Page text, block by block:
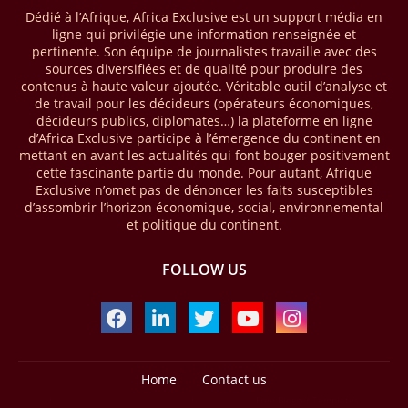
mobile money réalisées à l’échelle mondiale, qui s’est établie à 2091
milliards USD (+23 % par rapport à 2024). L’Afrique a également
enregistré environ 74 % du nombre de transactions de Mobile money
répertoriées l’an passé dans le monde, avec environ 92 milliards de
transactions (+16 % par rapport à 2024) sur un total de 125 milliards
dans le monde.
28/03/26 AFRIQUE - ECONOMIE CREATIVE
Une rapport publié dernièrement par le Boston Consulting Group, et
intitulé « Africa Unleashed: Empowering Women in Creative Industries
», dresse un état des lieux saisissant de l'économie créative africaine
à la fois dynamique et structurellement négligé. Ce secteur,
les contenus numériques, représente aujourd'hui environ 59 milliards
représente moins de 3 % d'un marché mondial évalué à près de 2000
milliards USD. L'écart est vertigineux, mais il constitue aussi, selon le
exportations créatives pourraient atteindre 140 à 150 milliards USD,
Dédié à l’Afrique, Africa Exclusive est un support média en
ligne qui privilégie une information renseignée et
pertinente. Son équipe de journalistes travaille avec des
sources diversifiées et de qualité pour produire des
contenus à haute valeur ajoutée. Véritable outil d’analyse et
de travail pour les décideurs (opérateurs économiques,
décideurs publics, diplomates…) la plateforme en ligne
d’Africa Exclusive participe à l’émergence du continent en
mettant en avant les actualités qui font bouger positivement
cette fascinante partie du monde. Pour autant, Afrique
Exclusive n’omet pas de dénoncer les faits susceptibles
d’assombrir l’horizon économique, social, environnemental
et politique du continent.
FOLLOW US
Home Contact us